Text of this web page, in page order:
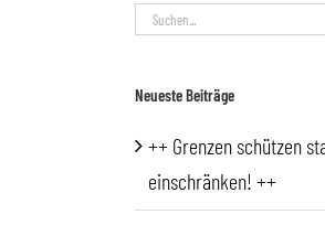
Suche
Neueste Beiträge
++ Grenzen schützen
einschränken! ++